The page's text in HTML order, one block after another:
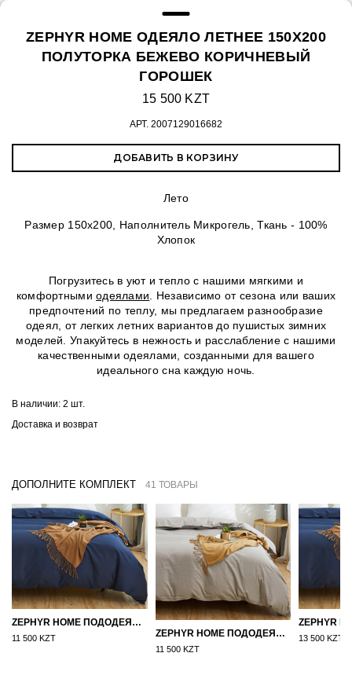
ZEPHYR HOME ОДЕЯЛО ЛЕТНЕЕ 150Х200
ПОЛУТОРКА БЕЖЕВО КОРИЧНЕВЫЙ
ГОРОШЕК
15 500 KZT
АРТ. 2007129016682
ДОБАВИТЬ В КОРЗИНУ
Лето
Размер 150х200, Наполнитель Микрогель, Ткань - 100%
Хлопок
Погрузитесь в уют и тепло с нашими мягкими и
комфортнымиодеялами . Независимо от сезона или ваших
предпочтений по теплу, мы предлагаем разнообразие
одеял, от легких летних вариантов до пушистых зимних
моделей. Упакуйтесь в нежность и расслабление с нашими
качественными одеялами, созданными для вашего
идеального сна каждую ночь.
В наличии: 2 шт.
Доставка и возврат
ДОПОЛНИТЕ КОМПЛЕКТ 41 ТОВАРЫ
ZEPHYR HOME ПОДОДЕЯЛЬНИК САТИН 160×210 СИНИЙ
11 500 KZT ZEPHYR HOME ПОДОДЕЯЛЬНИК САТИН 160×210 СЕРЫЙ
11 500 KZT
13 500 KZT